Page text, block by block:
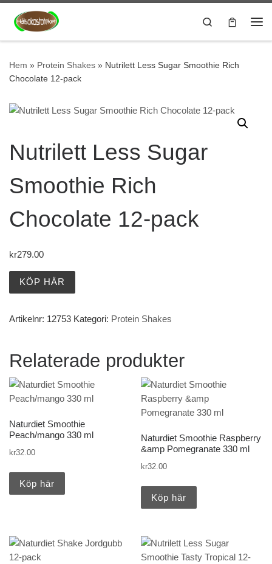
Hoppa till innehåll
Search
Hem » Protein Shakes » Nutrilett Less Sugar Smoothie Rich
Chocolate 12-pack
Nutrilett Less Sugar
Smoothie Rich
Chocolate 12-pack
kr279.00
KÖP HÄR
Artikelnr: 12753 Kategori: Protein Shakes
Relaterade produkter
Naturdiet Smoothie
Peach/mango 330 ml
kr32.00
Köp här
Naturdiet Smoothie Raspberry
&amp Pomegranate 330 ml
kr32.00
Köp här